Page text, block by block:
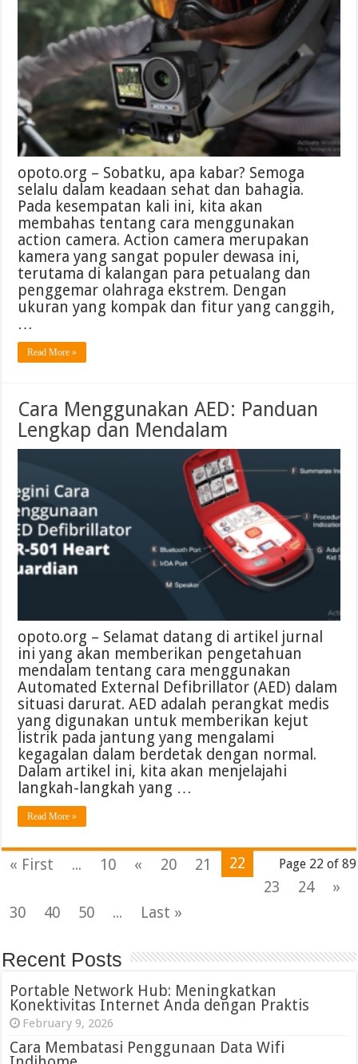
opoto.org – Sobatku, apa kabar? Semoga
selalu dalam keadaan sehat dan bahagia.
Pada kesempatan kali ini, kita akan
membahas tentang cara menggunakan
action camera. Action camera merupakan
kamera yang sangat populer dewasa ini,
terutama di kalangan para petualang dan
penggemar olahraga ekstrem. Dengan
ukuran yang kompak dan fitur yang canggih,
…
Read More »
Cara Menggunakan AED: Panduan
Lengkap dan Mendalam
opoto.org – Selamat datang di artikel jurnal
ini yang akan memberikan pengetahuan
mendalam tentang cara menggunakan
Automated External Defibrillator (AED) dalam
situasi darurat. AED adalah perangkat medis
yang digunakan untuk memberikan kejut
listrik pada jantung yang mengalami
kegagalan dalam berdetak dengan normal.
Dalam artikel ini, kita akan menjelajahi
langkah-langkah yang …
Read More »
Page 22 of 89
« First ... 10 « 20 21
22
23
24
»
30
40 50 ... Last »
Recent Posts
Portable Network Hub: Meningkatkan
Konektivitas Internet Anda dengan Praktis
February 9, 2026
Cara Membatasi Penggunaan Data Wifi